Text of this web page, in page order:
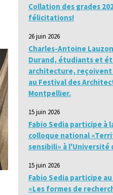
Collation des grades
félicitations!
26 juin 2026
Charles-Antoine
Durand, étudiants et
architecture, reçoivent
au Festival des
Montpellier.
15 juin 2026
Fabio Sedia participe à
colloque national
sensibili» à l'Université
15 juin 2026
Fabio Sedia participe
«Les formes de